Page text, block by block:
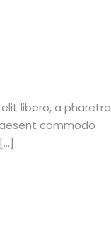
libero, a pharetra
commodo